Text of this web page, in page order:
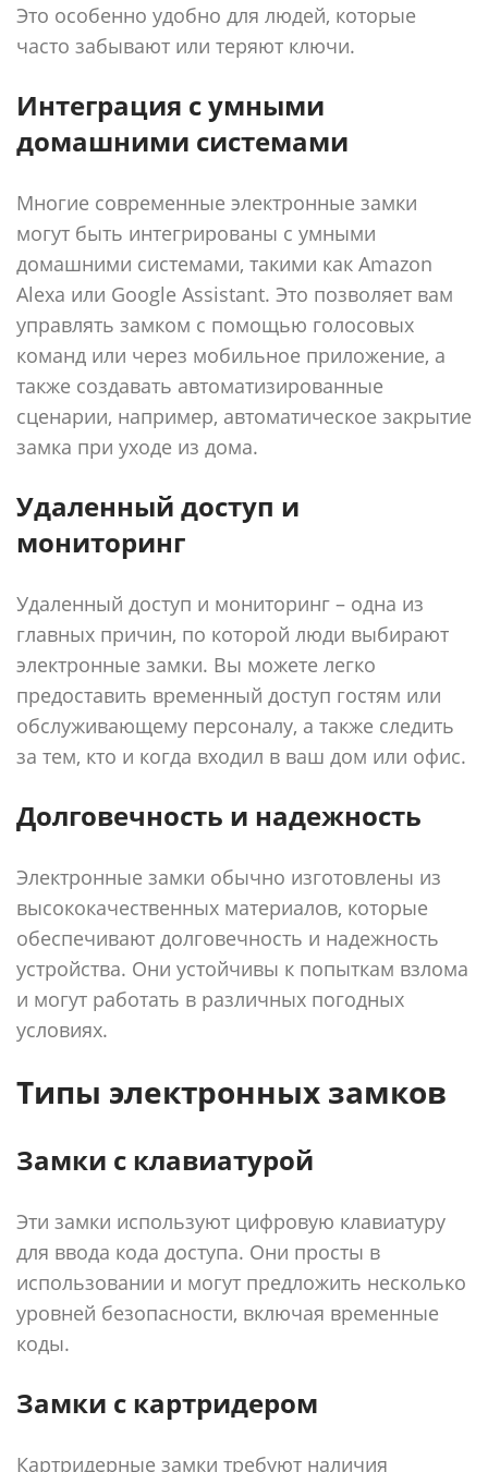
Это особенно удобно для людей, которые
часто забывают или теряют ключи.
Интеграция с умными
домашними системами
Многие современные электронные замки
могут быть интегрированы с умными
домашними системами, такими как Amazon
Alexa или Google Assistant. Это позволяет вам
управлять замком с помощью голосовых
команд или через мобильное приложение, а
также создавать автоматизированные
сценарии, например, автоматическое закрытие
замка при уходе из дома.
Удаленный доступ и
мониторинг
Удаленный доступ и мониторинг – одна из
главных причин, по которой люди выбирают
электронные замки. Вы можете легко
предоставить временный доступ гостям или
обслуживающему персоналу, а также следить
за тем, кто и когда входил в ваш дом или офис.
Долговечность и надежность
Электронные замки обычно изготовлены из
высококачественных материалов, которые
обеспечивают долговечность и надежность
устройства. Они устойчивы к попыткам взлома
и могут работать в различных погодных
условиях.
Типы электронных замков
Замки с клавиатурой
Эти замки используют цифровую клавиатуру
для ввода кода доступа. Они просты в
использовании и могут предложить несколько
уровней безопасности, включая временные
коды.
Замки с картридером
Картридерные замки требуют наличия